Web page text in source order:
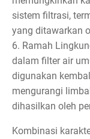
sistem filtrasi,
yang ditawarkan
6. Ramah
dalam filter air
digunakan
mengurangi
dihasilkan oleh
Kombinasi